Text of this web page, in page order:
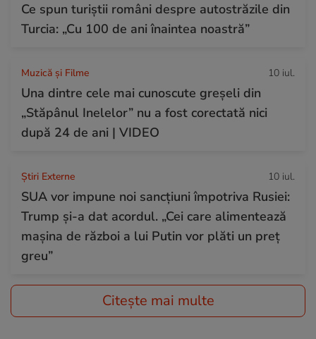
Ce spun turiștii români despre autostrăzile din
Turcia: „Cu 100 de ani înaintea noastră”
Muzică și Filme 10 iul.
Una dintre cele mai cunoscute greșeli din
„Stăpânul Inelelor” nu a fost corectată nici
după 24 de ani | VIDEO
Știri Externe 10 iul.
SUA vor impune noi sancțiuni împotriva Rusiei:
Trump și-a dat acordul. „Cei care alimentează
mașina de război a lui Putin vor plăti un preț
greu”
Citește mai multe